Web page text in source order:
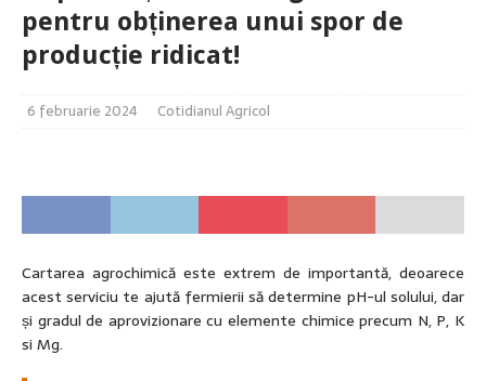
pentru obținerea unui spor de
producție ridicat!
6 februarie 2024 Cotidianul Agricol
Cartarea agrochimică este extrem de importantă, deoarece
acest serviciu te ajută fermierii să determine pH-ul solului, dar
și gradul de aprovizionare cu elemente chimice precum N, P, K
si Mg.